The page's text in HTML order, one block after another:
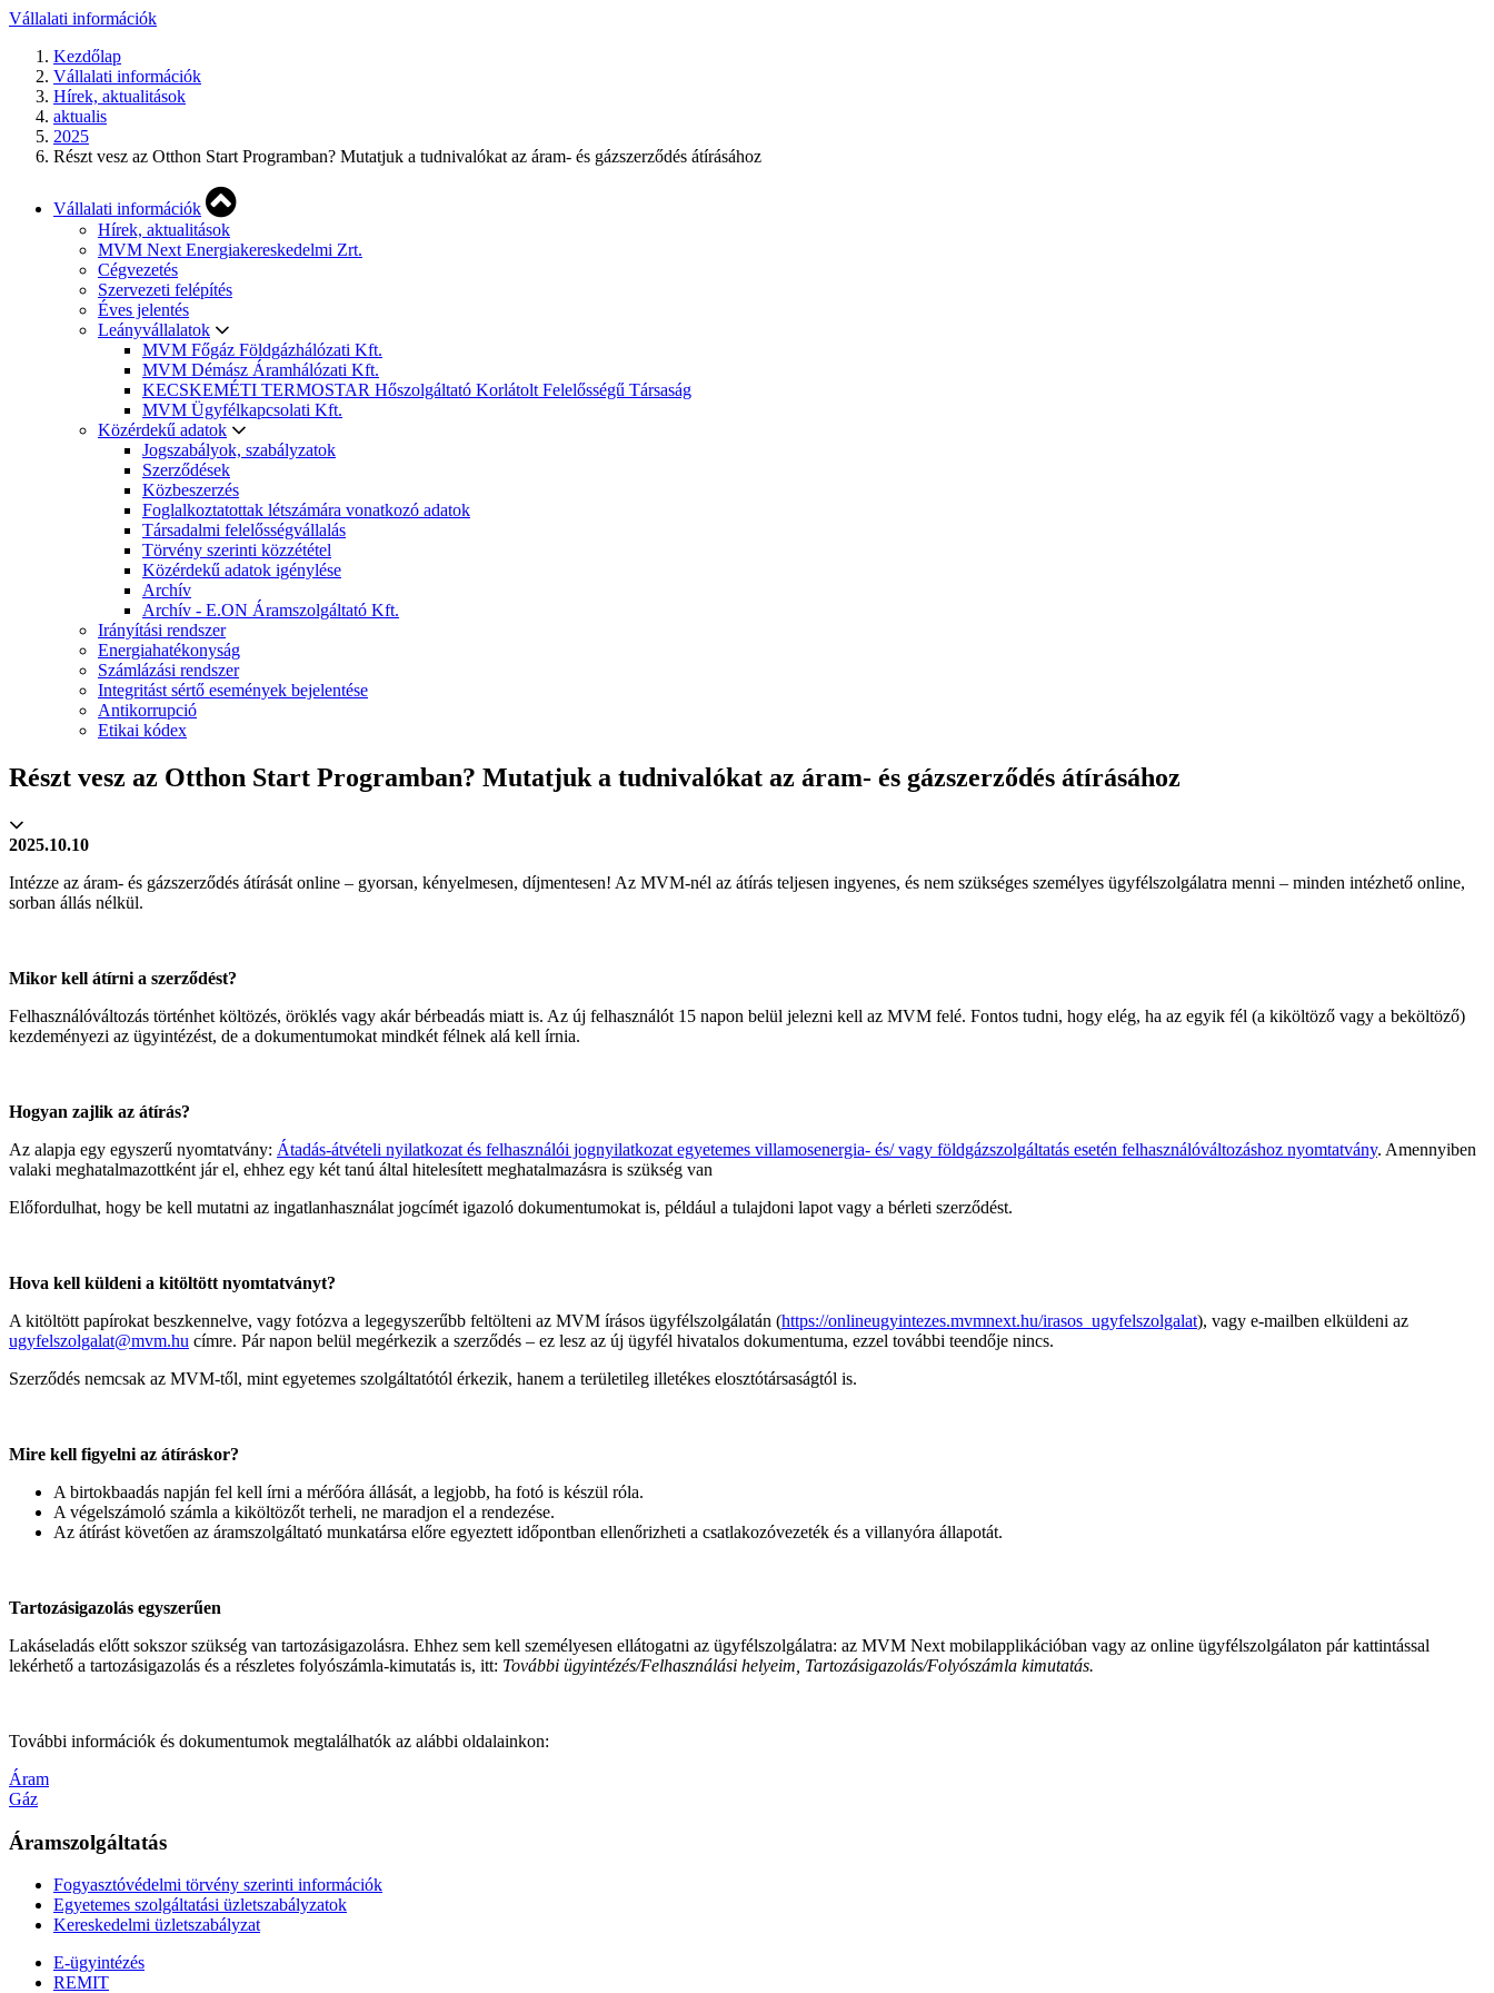
Vállalati információk
Kezdőlap
Vállalati információk
Hírek, aktualitások
aktualis
2025
Részt vesz az Otthon Start Programban? Mutatjuk a tudnivalókat az áram- és gázszerződés átírásához
Vállalati információk
Hírek, aktualitások
MVM Next Energiakereskedelmi Zrt.
Cégvezetés
Szervezeti felépítés
Éves jelentés
Leányvállalatok
MVM Főgáz Földgázhálózati Kft.
MVM Démász Áramhálózati Kft.
KECSKEMÉTI TERMOSTAR Hőszolgáltató Korlátolt Felelősségű Társaság
MVM Ügyfélkapcsolati Kft.
Közérdekű adatok
Jogszabályok, szabályzatok
Szerződések
Közbeszerzés
Foglalkoztatottak létszámára vonatkozó adatok
Társadalmi felelősségvállalás
Törvény szerinti közzététel
Közérdekű adatok igénylése
Archív
Archív - E.ON Áramszolgáltató Kft.
Irányítási rendszer
Energiahatékonyság
Számlázási rendszer
Integritást sértő események bejelentése
Antikorrupció
Etikai kódex
Részt vesz az Otthon Start Programban? Mutatjuk a tudnivalókat az áram- és gázszerződés átírásához
2025.10.10
Intézze az áram- és gázszerződés átírását online – gyorsan, kényelmesen, díjmentesen! Az MVM-nél az átírás teljesen ingyenes, és nem szükséges személyes ügyfélszolgálatra menni – minden intézhető online,
sorban állás nélkül.
Mikor kell átírni a szerződést?
Felhasználóváltozás történhet költözés, öröklés vagy akár bérbeadás miatt is. Az új felhasználót 15 napon belül jelezni kell az MVM felé. Fontos tudni, hogy elég, ha az egyik fél (a kiköltöző vagy a beköltöző)
kezdeményezi az ügyintézést, de a dokumentumokat mindkét félnek alá kell írnia.
Hogyan zajlik az átírás?
Az alapja egy egyszerű nyomtatvány: Átadás-átvételi nyilatkozat és felhasználói jognyilatkozat egyetemes villamosenergia- és/ vagy földgázszolgáltatás esetén felhasználóváltozáshoz nyomtatvány. Amennyiben
valaki meghatalmazottként jár el, ehhez egy két tanú által hitelesített meghatalmazásra is szükség van
Előfordulhat, hogy be kell mutatni az ingatlanhasználat jogcímét igazoló dokumentumokat is, például a tulajdoni lapot vagy a bérleti szerződést.
Hova kell küldeni a kitöltött nyomtatványt?
A kitöltött papírokat beszkennelve, vagy fotózva a legegyszerűbb feltölteni az MVM írásos ügyfélszolgálatán (https://onlineugyintezes.mvmnext.hu/irasos_ugyfelszolgalat), vagy e-mailben elküldeni az
ugyfelszolgalat@mvm.hu címre. Pár napon belül megérkezik a szerződés – ez lesz az új ügyfél hivatalos dokumentuma, ezzel további teendője nincs.
Szerződés nemcsak az MVM-től, mint egyetemes szolgáltatótól érkezik, hanem a területileg illetékes elosztótársaságtól is.
Mire kell figyelni az átíráskor?
A birtokbaadás napján fel kell írni a mérőóra állását, a legjobb, ha fotó is készül róla.
A végelszámoló számla a kiköltözőt terheli, ne maradjon el a rendezése.
Az átírást követően az áramszolgáltató munkatársa előre egyeztett időpontban ellenőrizheti a csatlakozóvezeték és a villanyóra állapotát.
Tartozásigazolás egyszerűen
Lakáseladás előtt sokszor szükség van tartozásigazolásra. Ehhez sem kell személyesen ellátogatni az ügyfélszolgálatra: az MVM Next mobilapplikációban vagy az online ügyfélszolgálaton pár kattintással
lekérhető a tartozásigazolás és a részletes folyószámla-kimutatás is, itt: További ügyintézés/Felhasználási helyeim, Tartozásigazolás/Folyószámla kimutatás.
További információk és dokumentumok megtalálhatók az alábbi oldalainkon:
Áram
Gáz
Áramszolgáltatás
Fogyasztóvédelmi törvény szerinti információk
Egyetemes szolgáltatási üzletszabályzatok
Kereskedelmi üzletszabályzat
E-ügyintézés
REMIT